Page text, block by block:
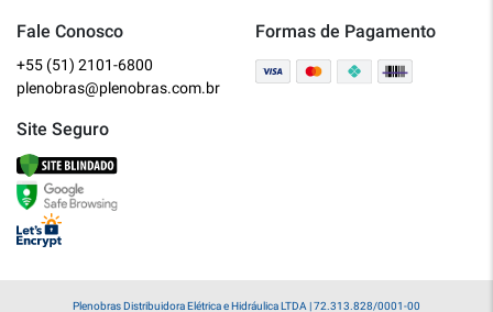
Fale Conosco
+55 (51) 2101-6800
plenobras@plenobras.com.br
Formas de Pagamento
Site Seguro
Plenobras Distribuidora Elétrica e Hidráulica LTDA | 72.313.828/0001-00
O que você deseja?
Dúvidas técnicas sobre produtos